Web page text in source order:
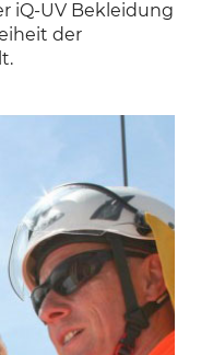
iQ-UV Bekleidung
der